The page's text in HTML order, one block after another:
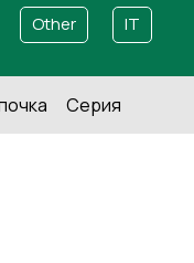
Other IT
Серия